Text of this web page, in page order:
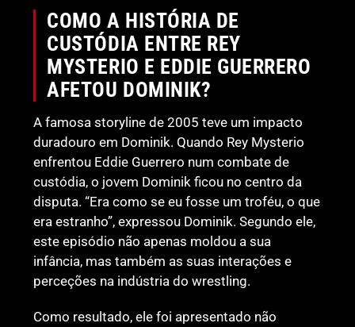
COMO A HISTÓRIA DE
CUSTÓDIA ENTRE REY
MYSTERIO E EDDIE GUERRERO
AFETOU DOMINIK?
A famosa storyline de 2005 teve um impacto
duradouro em Dominik. Quando Rey Mysterio
enfrentou Eddie Guerrero num combate de
custódia, o jovem Dominik ficou no centro da
disputa. “Era como se eu fosse um troféu, o que
era estranho”, expressou Dominik. Segundo ele,
este episódio não apenas moldou a sua
infância, mas também as suas interações e
perceções na indústria do wrestling.
Como resultado, ele foi apresentado não